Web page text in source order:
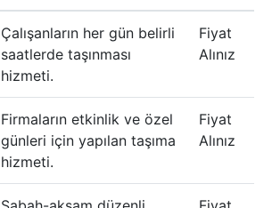
Çalışanların her gün belirli
saatlerde taşınması
hizmeti.
Fiyat
Alınız
Firmaların etkinlik ve özel
günleri için yapılan taşıma
hizmeti.
Fiyat
Alınız